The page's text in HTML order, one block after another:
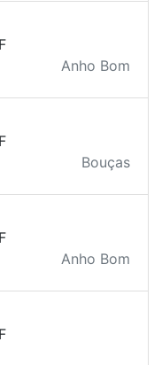
Anho Bom
Bouças
Anho Bom